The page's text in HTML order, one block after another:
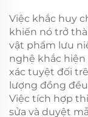
chơi Thể
chương
Việc khắc huy
khiến nó trở
vật phẩm lưu
nghệ khắc hiện
xác tuyệt đối
lượng đồng
Việc tích hợp
sửa và duyệt